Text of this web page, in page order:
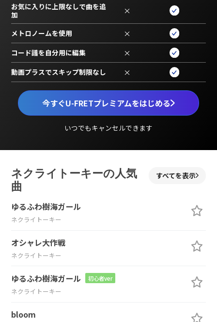
今すぐU-FRETプレミアムをはじめる
いつでもキャンセルできます
お気に入りに上限なしで曲を追
加
×
メトロノームを使用 ×
コード譜を自分用に編集 ×
動画プラスでスキップ制限なし ×
ネクライトーキーの人気
曲
すべてを表示
ゆるふわ樹海ガール
ネクライトーキー
オシャレ大作戦
ネクライトーキー
ゆるふわ樹海ガール 初心者ver
ネクライトーキー
bloom